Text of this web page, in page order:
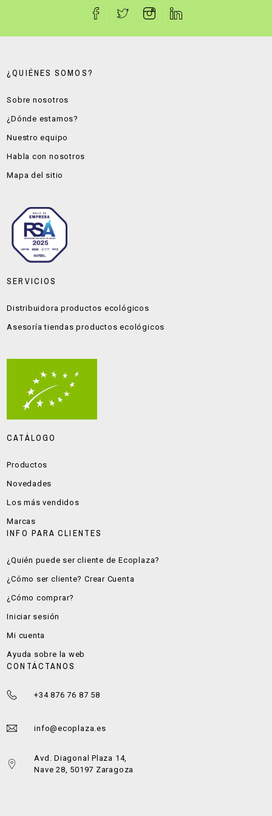
¿QUIÉNES SOMOS?
Sobre nosotros
¿Dónde estamos?
Nuestro equipo
Habla con nosotros
Mapa del sitio
SERVICIOS
Distribuidora productos ecológicos
Asesoría tiendas productos ecológicos
CATÁLOGO
Productos
Novedades
Los más vendidos
Marcas
INFO PARA CLIENTES
¿Quién puede ser cliente de Ecoplaza?
¿Cómo ser cliente? Crear Cuenta
¿Cómo comprar?
Iniciar sesión
Mi cuenta
Ayuda sobre la web
CONTÁCTANOS
+34 876 76 87 58
info@ecoplaza.es
Avd. Diagonal Plaza 14,
Nave 28, 50197 Zaragoza